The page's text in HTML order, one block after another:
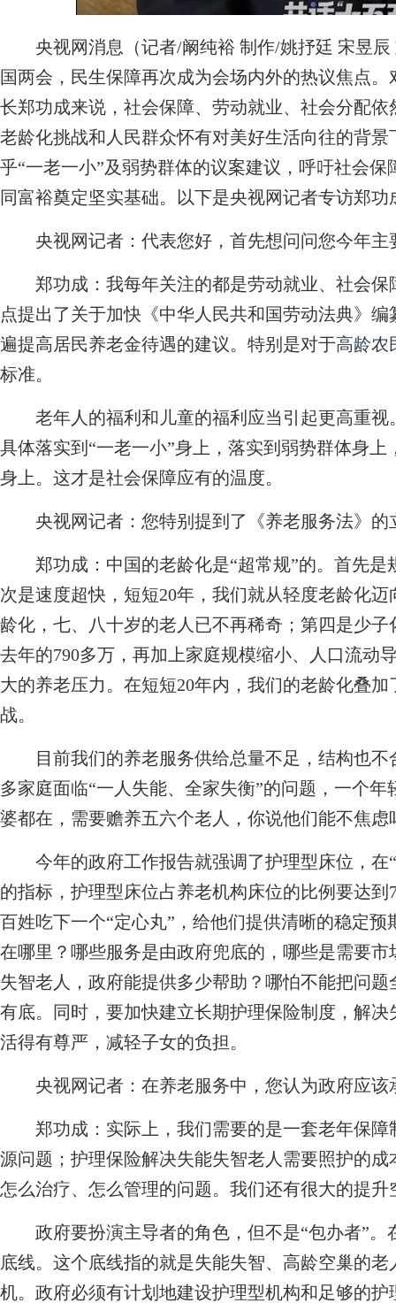
央视网消息（记者/阚纯裕 制作/姚抒廷 宋昱辰
国两会，民生保障再次成为会场内外的热议焦点
长郑功成来说，社会保障、劳动就业、社会分配
老龄化挑战和人民群众怀有对美好生活向往的背
乎“一老一小”及弱势群体的议案建议，呼吁社会
同富裕奠定坚实基础。以下是央视网记者专访郑功
央视网记者：代表您好，首先想问问您今年
郑功成： 我每年关注的都是劳动就业、社会
点提出了关于加快《中华人民共和国劳动法典》
遍提高居民养老金待遇的建议。特别是对于高龄农
标准。
老年人的福利和儿童的福利应当引起更高重视
具体落实到“一老一小”身上，落实到弱势群体身
身上。这才是社会保障应有的温度。
央视网记者：您特别提到了《养老服务法》
郑功成： 中国的老龄化是“超常规”的。首先
次是速度超快，短短20年，我们就从轻度老龄化
龄化，七、八十岁的老人已不再稀奇；第四是少
去年的790多万，再加上家庭规模缩小、人口流动
大的养老压力。在短短20年内，我们的老龄化叠
战。
目前我们的养老服务供给总量不足，结构也不
多家庭面临“一人失能、全家失衡”的问题，一个
婆都在，需要赡养五六个老人，你说他们能不焦虑
今年的政府工作报告就强调了护理型床位，在“
的指标，护理型床位占养老机构床位的比例要达
百姓吃下一个“定心丸”，给他们提供清晰的稳定
在哪里？哪些服务是由政府兜底的，哪些是需要
失智老人，政府能提供多少帮助？哪怕不能把问
有底。同时，要加快建立长期护理保险制度，解
活得有尊严，减轻子女的负担。
央视网记者：在养老服务中，您认为政府应该
郑功成： 实际上，我们需要的是一套老年保
源问题；护理保险解决失能失智老人需要照护的
怎么治疗、怎么管理的问题。我们还有很大的提升
政府要扮演主导者的角色，但不是“包办者”。
底线。这个底线指的就是失能失智、高龄空巢的
机。政府必须有计划地建设护理型机构和足够的